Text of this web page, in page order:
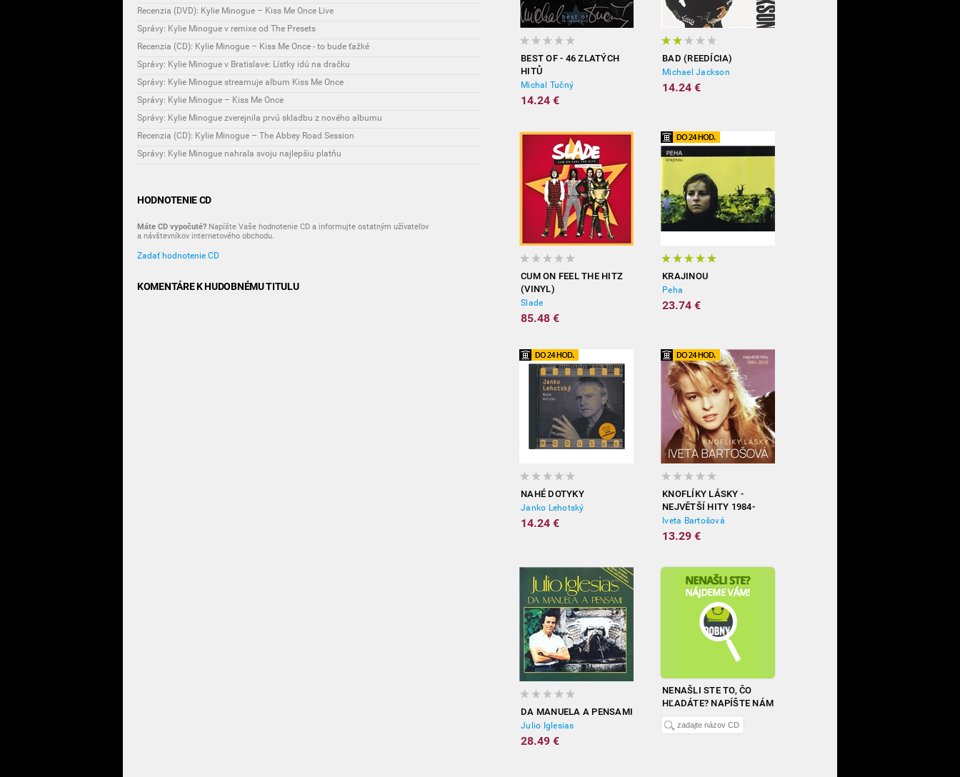
Recenzia (DVD): Kylie Minogue – Kiss Me Once Live
Správy: Kylie Minogue v remixe od The Presets
Recenzia (CD): Kylie Minogue – Kiss Me Once - to bude ťažké
Správy: Kylie Minogue v Bratislave: Lístky idú na dračku
Správy: Kylie Minogue streamuje album Kiss Me Once
Správy: Kylie Minogue – Kiss Me Once
Správy: Kylie Minogue zverejnila prvú skladbu z nového albumu
Recenzia (CD): Kylie Minogue – The Abbey Road Session
Správy: Kylie Minogue nahrala svoju najlepšiu platňu
HODNOTENIE CD
Máte CD vypočuté? Napíšte Vaše hodnotenie CD a informujte ostatným užívateľov
a návštevníkov internetového obchodu.
Zadať hodnotenie CD
KOMENTÁRE K HUDOBNÉMU TITULU
BEST OF - 46 ZLATÝCH
HITŮ
Michal Tučný
14.24 €
BAD (REEDÍCIA)
Michael Jackson
14.24 €
CUM ON FEEL THE HITZ
(VINYL)
Slade
85.48 €
KRAJINOU
Peha
23.74 €
NAHÉ DOTYKY
Janko Lehotský
14.24 €
KNOFLÍKY LÁSKY -
NEJVĚTŠÍ HITY 1984-
2012
Iveta Bartošová
13.29 €
DA MANUELA A PENSAMI
Julio Iglesias
28.49 €
NENAŠLI STE TO, ČO
HĽADÁTE? NAPÍŠTE NÁM